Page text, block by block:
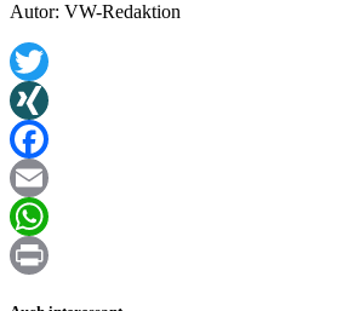
Autor: VW-Redaktion
Twitter
XING
Facebook
Email
WhatsApp